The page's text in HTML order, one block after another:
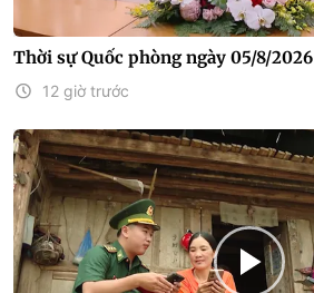
Thời sự Quốc phòng ngày 05/8/2026
12 giờ trước